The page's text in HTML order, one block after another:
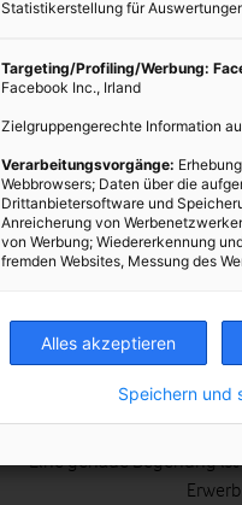
Beitrag zeigt ein
Kauf eines Hauses
Eine genaue Begehung
Statistikerstellung für
Targeting/Profiling/Werbung:
Facebook Inc., Irland
Zielgruppengerechte Information
Verarbeitungsvorgänge:
Webbrowsers; Daten über die
Drittanbietersoftware und
Anreicherung von
von Werbung; Wiedererkennung
fremden Websites, Messung des
Alles akzeptieren
Speichern und